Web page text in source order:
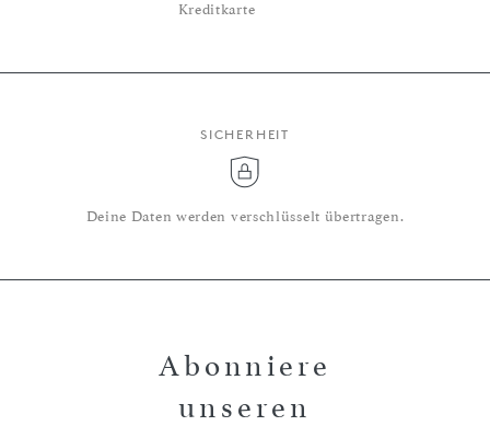
Kreditkarte
SICHERHEIT
Deine Daten werden verschlüsselt übertragen.
Abonniere
unseren